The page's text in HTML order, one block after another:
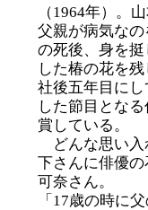
（1964年）。
父親が病気な
の死後、身を
した椿の花を
社後五年目に
した節目とな
賞している。
どんな思い入
下さんに俳優
可奈さん。
「17歳の時に